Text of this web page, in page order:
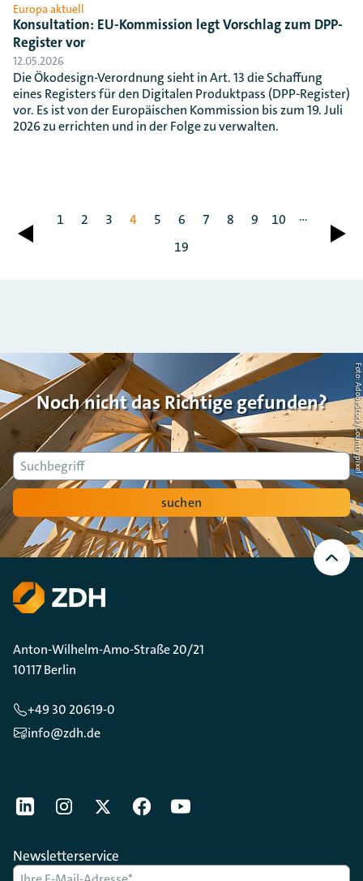
Europa aktuell
Konsultation: EU-Kommission legt Vorschlag zum DPP-
Register vor
12.05.2026
Die Ökodesign-Verordnung sieht in Art. 13 die Schaffung
eines Registers für den Digitalen Produktpass (DPP-Register)
vor. Es ist von der Europäischen Kommission bis zum 19. Juli
2026 zu errichten und in der Folge zu verwalten.
zurück
1 2 3 4 5 6 7 8 9 10
...
19
vor
Noch nicht das Richtige gefunden?
Suche
suchen
Foto: AdobeStock/Countrypixel
Nach
oben
Scrollen
Anton-Wilhelm-Amo-Straße 20/21
10117 Berlin
+49 30 20619-0
info@zdh.de
[Der ZDH in den Sozialen Netzwerken]
LinkedIninstagramTwitterFacebookYoutube
Newsletterservice